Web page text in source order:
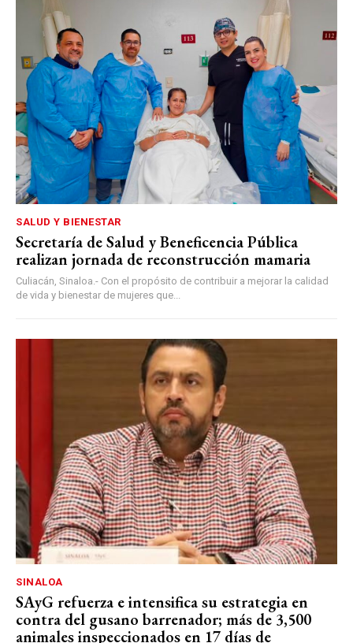
SALUD Y BIENESTAR
Secretaría de Salud y Beneficencia Pública
realizan jornada de reconstrucción mamaria
Culiacán, Sinaloa.- Con el propósito de contribuir a mejorar la calidad
de vida y bienestar de mujeres que...
SINALOA
SAyG refuerza e intensifica su estrategia en
contra del gusano barrenador; más de 3,500
animales inspeccionados en 17 días de